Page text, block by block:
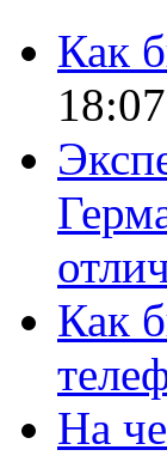
Как
18:07
Как
На